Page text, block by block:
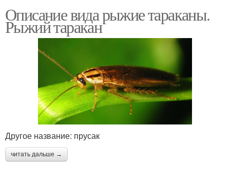
Описание вида рыжие тараканы.
Рыжий таракан
Другое название: прусак
читать дальше →